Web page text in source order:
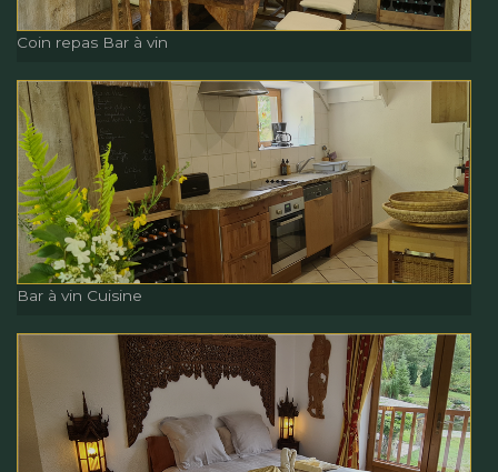
Coin repas Bar à vin
Coin repas Bar à vin
Bar à vin Cuisine
Bar à vin Cuisine